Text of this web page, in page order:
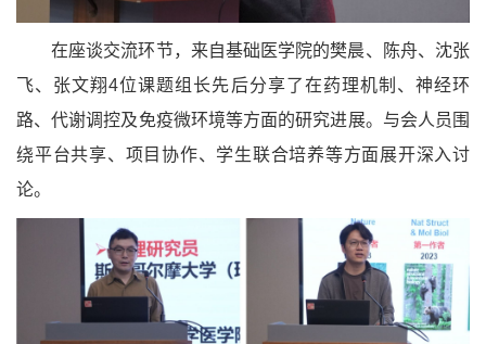
在座谈交流环节，来自基础医学院的樊晨、陈舟、沈张
飞、张文翔4位课题组长先后分享了在药理机制、神经环
路、代谢调控及免疫微环境等方面的研究进展。与会人员围
绕平台共享、项目协作、学生联合培养等方面展开深入讨
论。